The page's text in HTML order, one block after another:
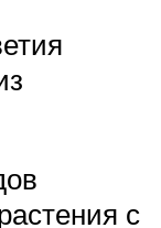
с